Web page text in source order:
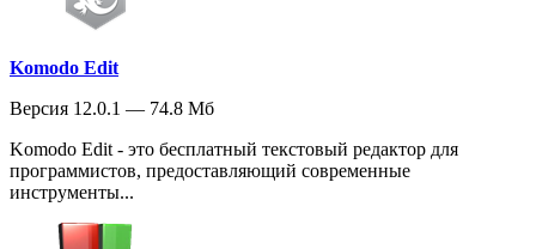
Komodo Edit
Версия 12.0.1 — 74.8 Мб
Komodo Edit - это бесплатный текстовый редактор для
программистов, предоставляющий современные
инструменты...